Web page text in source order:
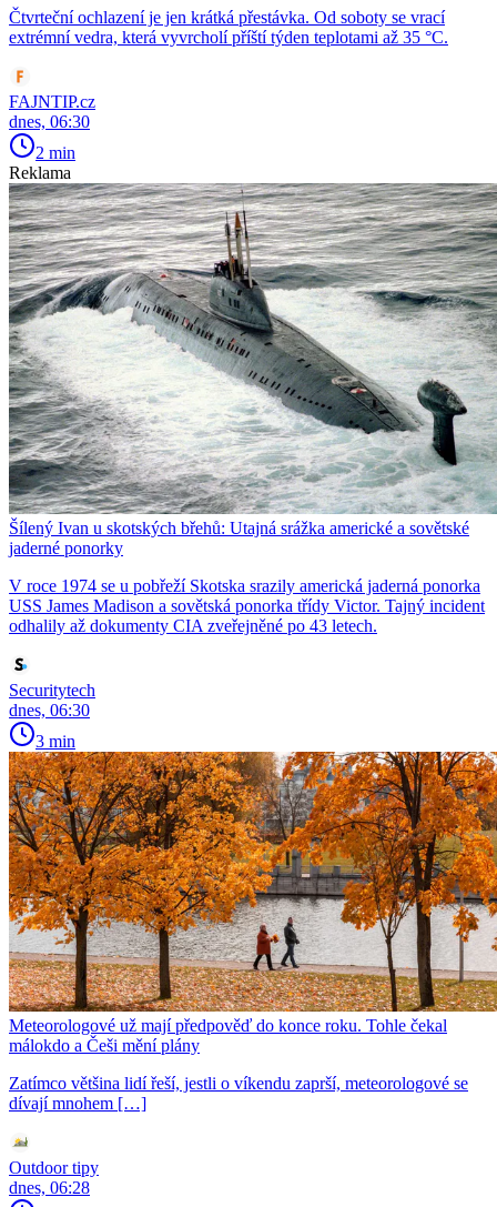
Čtvrteční ochlazení je jen krátká přestávka. Od soboty se vrací
extrémní vedra, která vyvrcholí příští týden teplotami až 35 °C.
FAJNTIP.cz
dnes, 06:30
2 min
Reklama
Šílený Ivan u skotských břehů: Utajná srážka americké a sovětské
jaderné ponorky
V roce 1974 se u pobřeží Skotska srazily americká jaderná ponorka
USS James Madison a sovětská ponorka třídy Victor. Tajný incident
odhalily až dokumenty CIA zveřejněné po 43 letech.
Securitytech
dnes, 06:30
3 min
Meteorologové už mají předpověď do konce roku. Tohle čekal
málokdo a Češi mění plány
Zatímco většina lidí řeší, jestli o víkendu zaprší, meteorologové se
dívají mnohem […]
Outdoor tipy
dnes, 06:28